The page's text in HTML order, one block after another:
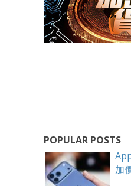
POPULAR POSTS
加